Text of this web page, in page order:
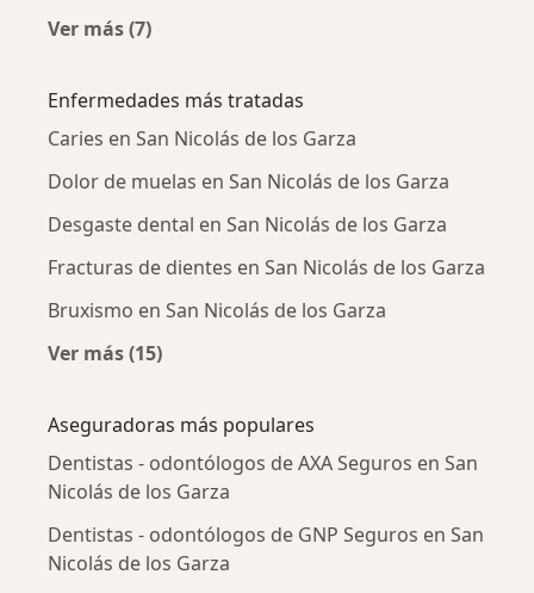
Ver más (7)
Enfermedades más tratadas
Caries en San Nicolás de los Garza
Dolor de muelas en San Nicolás de los Garza
Desgaste dental en San Nicolás de los Garza
Fracturas de dientes en San Nicolás de los Garza
Bruxismo en San Nicolás de los Garza
Ver más (15)
Aseguradoras más populares
Dentistas - odontólogos de AXA Seguros en San
Nicolás de los Garza
Dentistas - odontólogos de GNP Seguros en San
Nicolás de los Garza